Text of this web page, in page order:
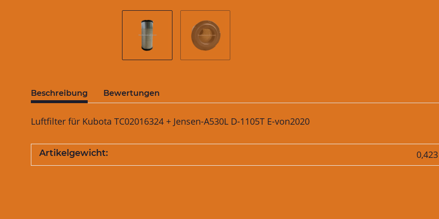
Beschreibung Bewertungen
Luftfilter für Kubota TC02016324 + Jensen-A530L D-1105T E-von2020
Artikelgewicht: 0,423